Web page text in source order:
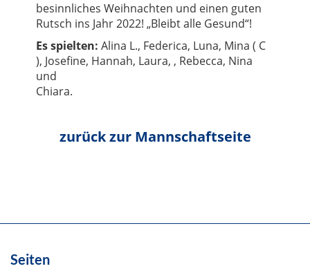
besinnliches Weihnachten und einen guten
Rutsch ins Jahr 2022! „Bleibt alle Gesund“!
Es spielten: Alina L., Federica, Luna, Mina ( C
), Josefine, Hannah, Laura, , Rebecca, Nina
und
Chiara.
Seiten